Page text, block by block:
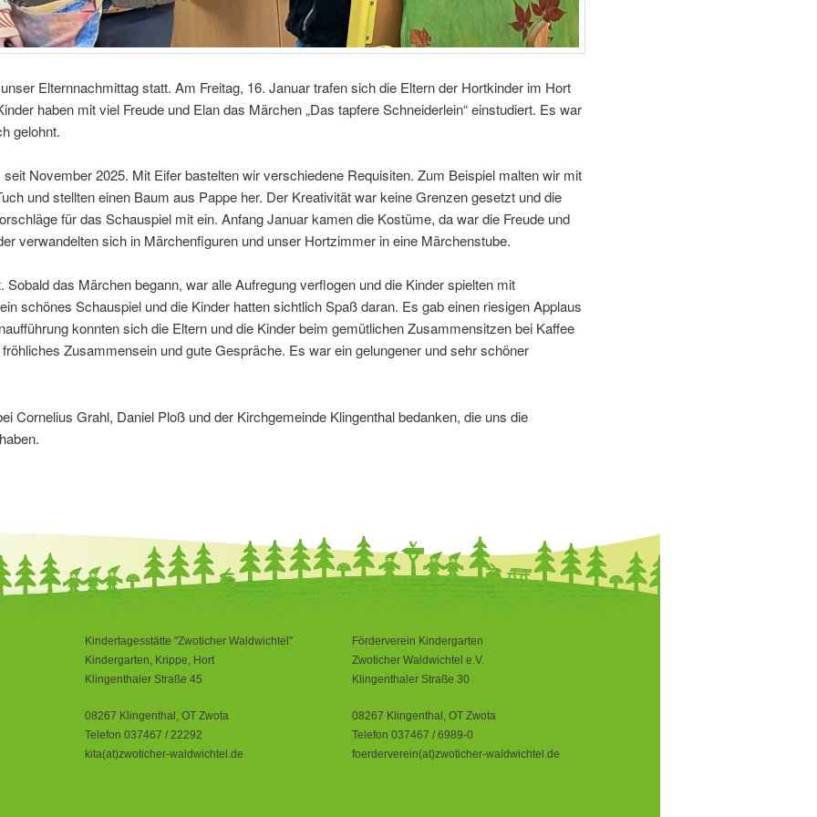
Elternnachmittag statt. Am Freitag, 16. Januar trafen sich die Eltern der Hortkinder im Hort
haben mit viel Freude und Elan das Märchen „Das tapfere Schneiderlein“ einstudiert. Es war
gelohnt.
November 2025. Mit Eifer bastelten wir verschiedene Requisiten. Zum Beispiel malten wir mit
und stellten einen Baum aus Pappe her. Der Kreativität war keine Grenzen gesetzt und die
für das Schauspiel mit ein. Anfang Januar kamen die Kostüme, da war die Freude und
verwandelten sich in Märchenfiguren und unser Hortzimmer in eine Märchenstube.
Sobald das Märchen begann, war alle Aufregung verflogen und die Kinder spielten mit
schönes Schauspiel und die Kinder hatten sichtlich Spaß daran. Es gab einen riesigen Applaus
konnten sich die Eltern und die Kinder beim gemütlichen Zusammensitzen bei Kaffee
Zusammensein und gute Gespräche. Es war ein gelungener und sehr schöner
Cornelius Grahl, Daniel Ploß und der Kirchgemeinde Klingenthal bedanken, die uns die
Kindertagesstätte "Zwoticher Waldwichtel"
Kindergarten, Krippe, Hort
Klingenthaler Straße 45
08267 Klingenthal, OT Zwota
Telefon 037467 / 22292
kita(at)zwoticher-waldwichtel.de
Förderverein Kindergarten
Zwoticher Waldwichtel e.V.
Klingenthaler Straße 30
08267 Klingenthal, OT Zwota
Telefon 037467 / 6989-0
foerderverein(at)zwoticher-waldwichtel.de